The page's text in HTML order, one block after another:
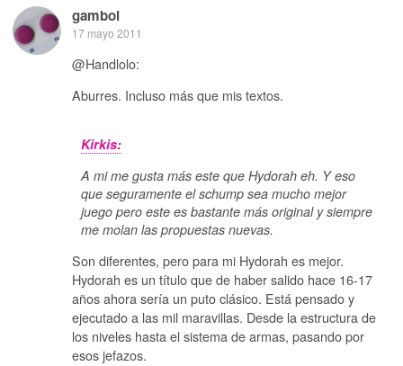
gamboi
17 mayo 2011
@Handlolo:
Aburres. Incluso más que mis textos.
Kirkis:
A mi me gusta más este que Hydorah eh. Y eso
que seguramente el schump sea mucho mejor
juego pero este es bastante más original y siempre
me molan las propuestas nuevas.
Son diferentes, pero para mi Hydorah es mejor.
Hydorah es un título que de haber salido hace 16-17
años ahora sería un puto clásico. Está pensado y
ejecutado a las mil maravillas. Desde la estructura de
los niveles hasta el sistema de armas, pasando por
esos jefazos.